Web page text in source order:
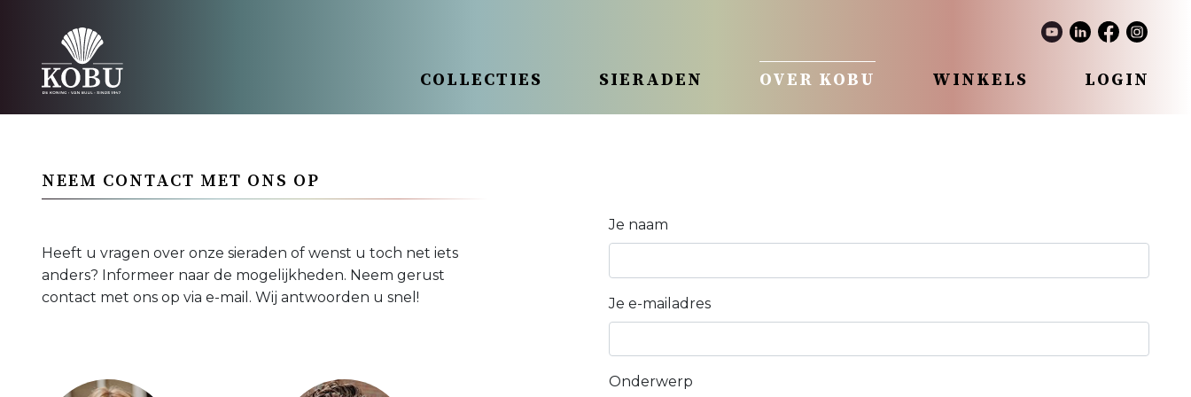
COLLECTIES SIERADEN OVER KOBU WINKELS LOGIN
NEEM CONTACT MET ONS OP
Heeft u vragen over onze sieraden of wenst u toch net iets
anders? Informeer naar de mogelijkheden. Neem gerust
contact met ons op via e-mail. Wij antwoorden u snel!
Je naam
Je e-mailadres
Onderwerp